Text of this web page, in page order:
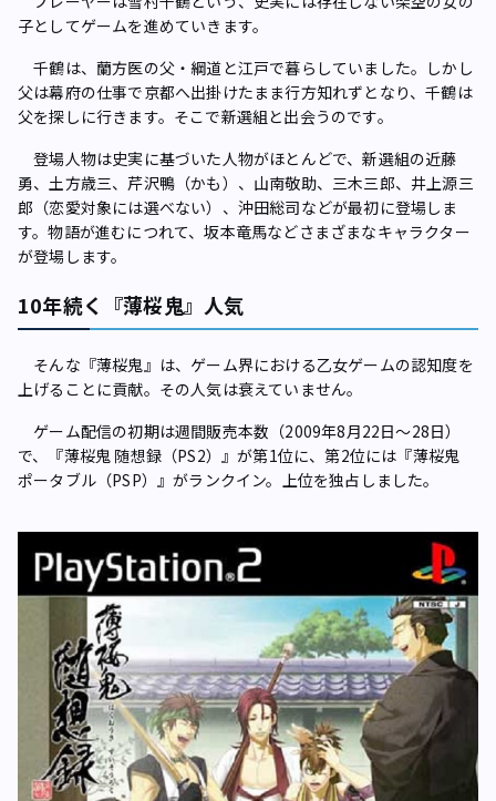
子としてゲームを進めていきます。
千鶴は、蘭方医の父・綱道と江戸で暮らしていました。しかし
父は幕府の仕事で京都へ出掛けたまま行方知れずとなり、千鶴は
父を探しに行きます。そこで新選組と出会うのです。
登場人物は史実に基づいた人物がほとんどで、新選組の近藤
勇、土方歳三、芹沢鴨（かも）、山南敬助、三木三郎、井上源三
郎（恋愛対象には選べない）、沖田総司などが最初に登場しま
す。物語が進むにつれて、坂本竜馬などさまざまなキャラクター
が登場します。
10年続く『薄桜鬼』人気
そんな『薄桜鬼』は、ゲーム界における乙女ゲームの認知度を
上げることに貢献。その人気は衰えていません。
ゲーム配信の初期は週間販売本数（2009年8月22日～28日）
で、『薄桜鬼 随想録（PS2）』が第1位に、第2位には『薄桜鬼
ポータブル（PSP）』がランクイン。上位を独占しました。